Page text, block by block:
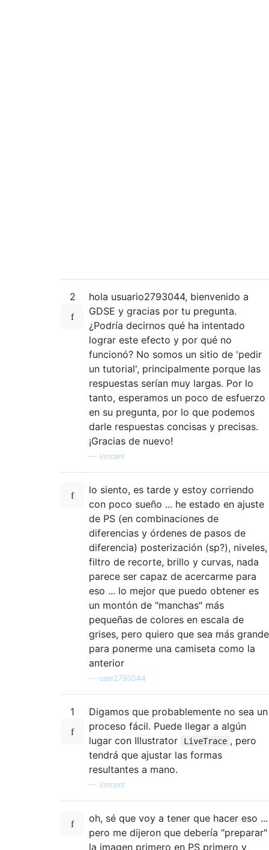
2
hola usuario2793044, bienvenido a
GDSE y gracias por tu pregunta.
¿Podría decirnos qué ha intentado
lograr este efecto y por qué no
funcionó? No somos un sitio de 'pedir
un tutorial', principalmente porque las
respuestas serían muy largas. Por lo
tanto, esperamos un poco de esfuerzo
en su pregunta, por lo que podemos
darle respuestas concisas y precisas.
¡Gracias de nuevo!
— Vincent
lo siento, es tarde y estoy corriendo
con poco sueño ... he estado en ajuste
de PS (en combinaciones de
diferencias y órdenes de pasos de
diferencia) posterización (sp?), niveles,
filtro de recorte, brillo y curvas, nada
parece ser capaz de acercarme para
eso ... lo mejor que puedo obtener es
un montón de "manchas" más
pequeñas de colores en escala de
grises, pero quiero que sea más grande
para ponerme una camiseta como la
anterior
user2793044
1
Digamos que probablemente no sea un
proceso fácil. Puede llegar a algún
lugar con Illustrator
LiveTrace , pero
tendrá que ajustar las formas
resultantes a mano.
— Vincent
oh, sé que voy a tener que hacer eso ...
pero me dijeron que debería "preparar"
la imagen primero en PS primero y